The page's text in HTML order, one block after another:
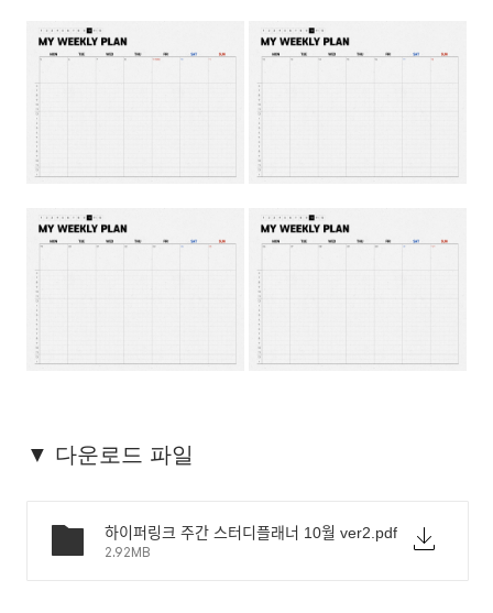
▼ 다운로드 파일
하이퍼링크 주간 스터디플래너 10월 ver2.pdf
2.92MB